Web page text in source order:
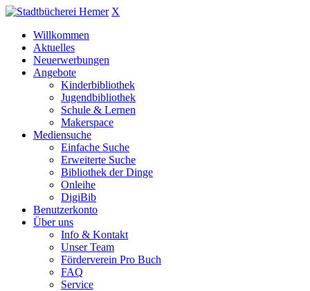
X
Willkommen
Aktuelles
Neuerwerbungen
Angebote
Kinderbibliothek
Jugendbibliothek
Schule & Lernen
Makerspace
Mediensuche
Einfache Suche
Erweiterte Suche
Bibliothek der Dinge
Onleihe
DigiBib
Benutzerkonto
Über uns
Info & Kontakt
Unser Team
Förderverein Pro Buch
FAQ
Service